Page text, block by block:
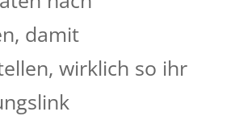
damit
wirklich so ihr